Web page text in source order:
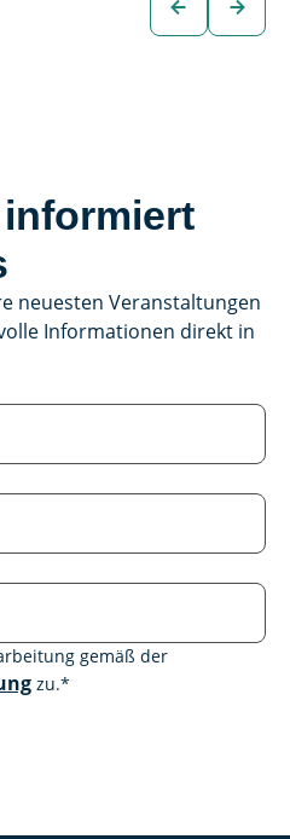
neuesten Veranstaltungen
Informationen direkt in
gemäß der
zu.*